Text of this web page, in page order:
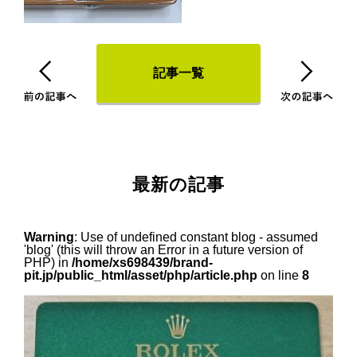
記事一覧
最新の記事
Warning: Use of undefined constant blog - assumed
'blog' (this will throw an Error in a future version of
PHP) in /home/xs698439/brand-
pit.jp/public_html/asset/php/article.phpon line 8